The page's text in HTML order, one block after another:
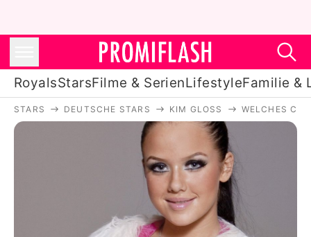
RoyalsStarsFilme & SerienLifestyleFamilie &
Royals
Stars
Filme & Serien
Lifestyle
STARS DEUTSCHE STARS KIM GLOSS WELCHES